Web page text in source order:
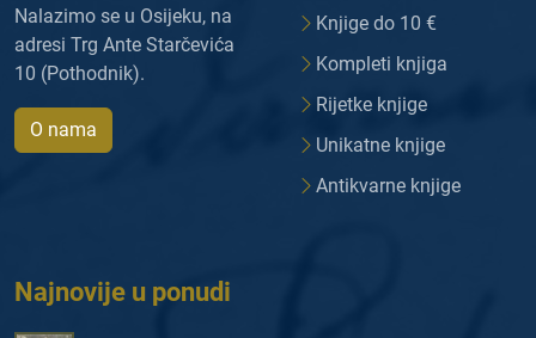
Nalazimo se u Osijeku, na
adresi Trg Ante Starčevića
10 (Pothodnik).
O nama
Knjige do 10 €
Kompleti knjiga
Rijetke knjige
Unikatne knjige
Antikvarne knjige
Najnovije u ponudi